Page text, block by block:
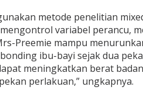
metode penelitian
variabel perancu,
Preemie mampu
ibu-bayi sejak dua
meningkatkan berat
perlakuan,” ungkapnya.